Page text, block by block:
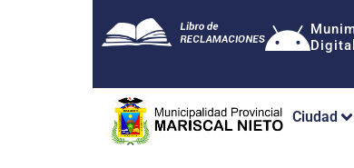
Digital
Ciudad